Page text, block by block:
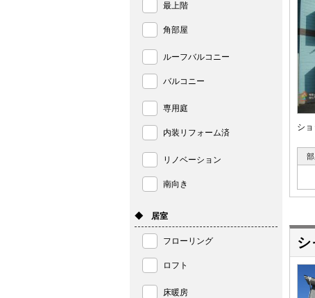
シ
シ
最上階
角部屋
ルーフバルコニー
バルコニー
専用庭
内装リフォーム済
リノベーション
南向き
◆ 居室
フローリング
ロフト
床暖房